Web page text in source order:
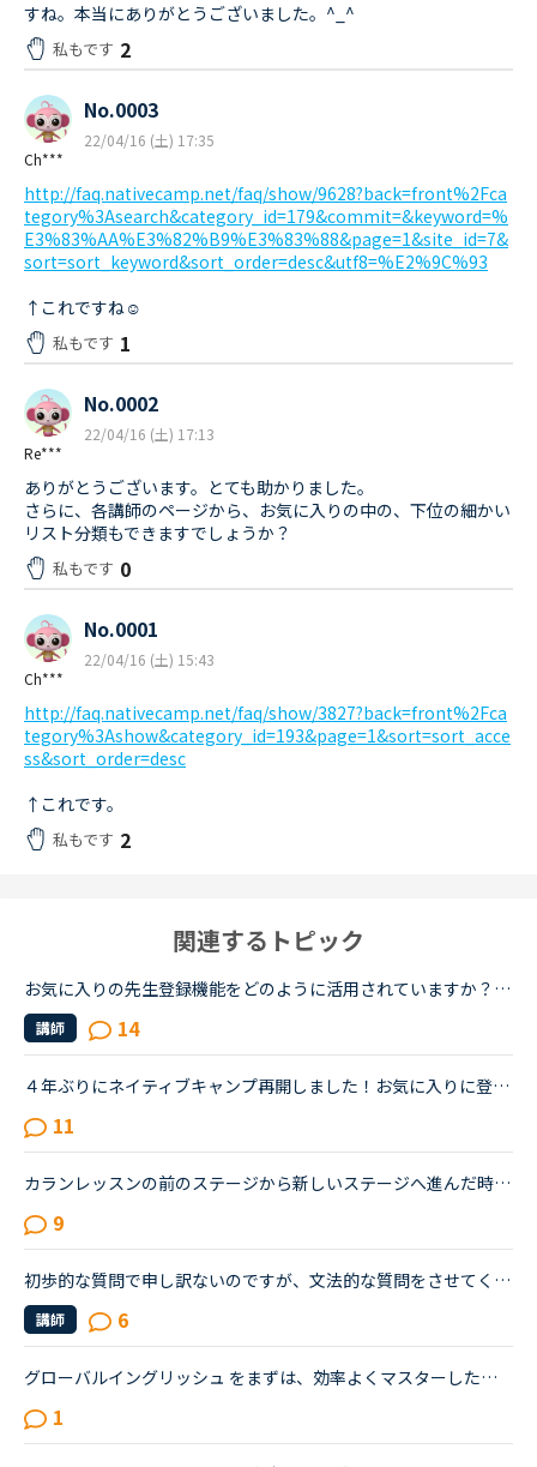
すね。本当にありがとうございました。^_^
私もです 2
Ch***
No.0003
22/04/16 (土) 17:35
http://faq.nativecamp.net/faq/show/9628?back=front%2Fca
tegory%3Asearch&category_id=179&commit=&keyword=%
E3%83%AA%E3%82%B9%E3%83%88&page=1&site_id=7&
sort=sort_keyword&sort_order=desc&utf8=%E2%9C%93
↑これですね☺️
私もです 1
Re***
No.0002
22/04/16 (土) 17:13
ありがとうございます。とても助かりました。
さらに、各講師のページから、お気に入りの中の、下位の細かい
リスト分類もできますでしょうか？
私もです 0
Ch***
No.0001
22/04/16 (土) 15:43
http://faq.nativecamp.net/faq/show/3827?back=front%2Fca
tegory%3Ashow&category_id=193&page=1&sort=sort_acce
ss&sort_order=desc
↑これです。
私もです 2
関連するトピック
お気に入りの先生登録機能をどのように活用されていますか？「お気に入り」と「特にお気に入り」のパターンが欲しいと思うことないですか？★★★★私は「この先生、またレッスン受けたいな」と思うとお気に入りに登...
講師 14
４年ぶりにネイティブキャンプ再開しました！お気に入りに登録していた講師との再会について。前回の履歴を引き継げるため、お気に入り講師の登録も残っていて、まだ講師を続けていらっしゃる方ばかりでうれしく...
11
カランレッスンの前のステージから新しいステージへ進んだ時の Daily revisionの開始箇所について質問です。 通常Daily revisionの開始箇所はNew Wordから6ページ前となっていますが、カランで新しいステージ...
9
初歩的な質問で申し訳ないのですが、文法的な質問をさせてください💦「もし学生時代に金銭的な余裕があったなら、留学したのにな」と言いたいとき、If I could had afforded to study abroad, I could have done....
講師 6
グローバルイングリッシュ をまずは、効率よくマスターしたいです。現実的には、ドラマ中で使われるようなネイティブで話す人よりも、グローバルイングリッシュ（英語を母国語としない人が喋る英語）が私の会社で...
1